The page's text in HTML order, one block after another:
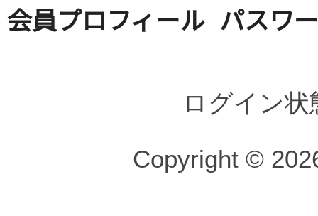
会員プロフィール パスワ
ログイン
Copyright ©